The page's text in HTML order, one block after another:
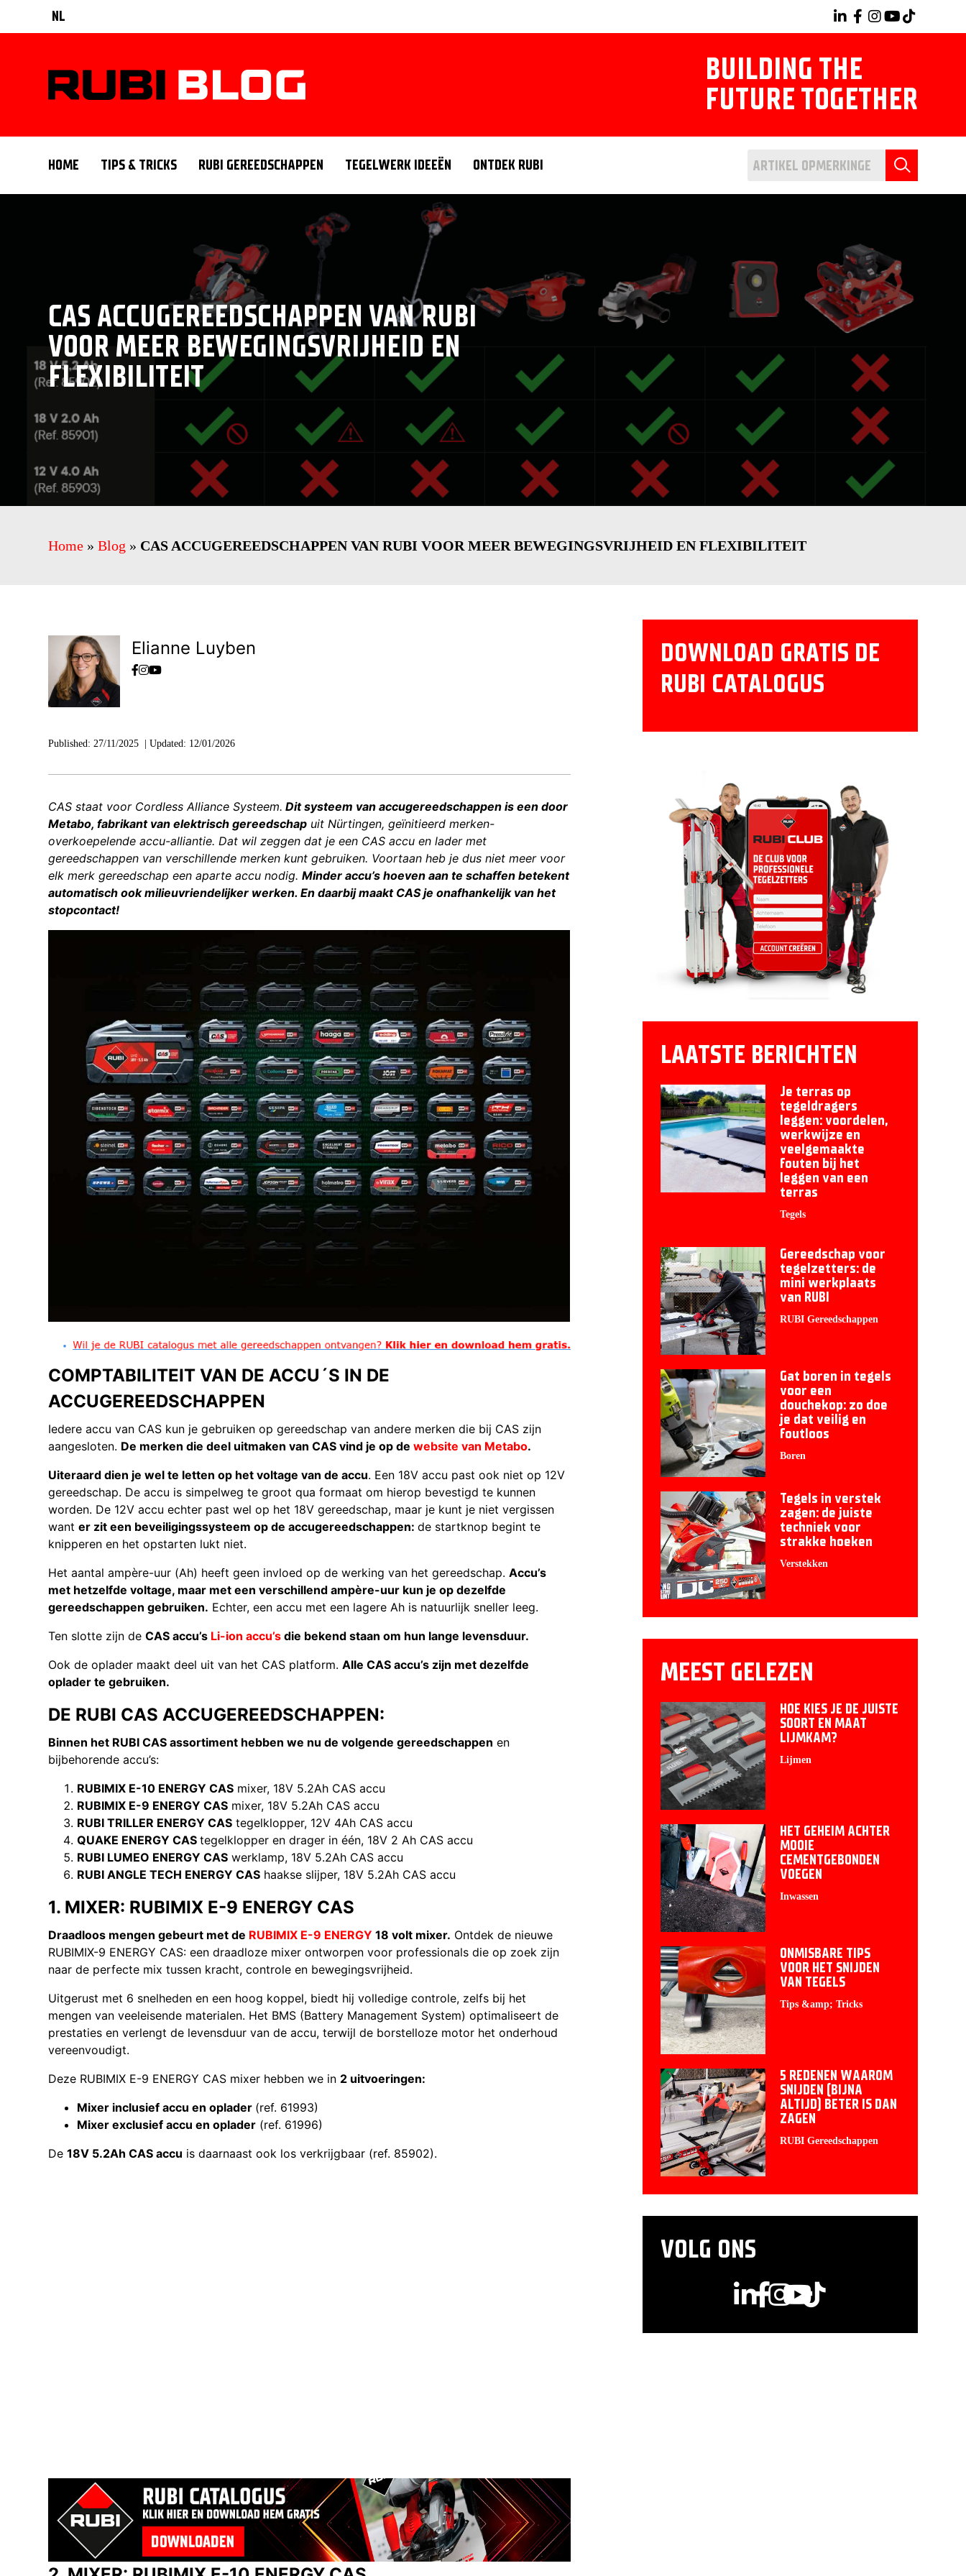
NL
BUILDING THE
FUTURE TOGETHER
HOME TIPS & TRICKS RUBI GEREEDSCHAPPEN TEGELWERK IDEEËN ONTDEK RUBI
CAS ACCUGEREEDSCHAPPEN VAN RUBI
VOOR MEER BEWEGINGSVRIJHEID EN
FLEXIBILITEIT
Home » Blog » CAS ACCUGEREEDSCHAPPEN VAN RUBI VOOR MEER BEWEGINGSVRIJHEID EN FLEXIBILITEIT
Elianne Luyben
Published: 27/11/2025 Updated: 12/01/2026
CAS staat voor Cordless Alliance Systeem. Dit systeem van accugereedschappen is een door
Metabo, fabrikant van elektrisch gereedschap uit Nürtingen, geïnitieerd merken-
overkoepelende accu-alliantie. Dat wil zeggen dat je een CAS accu en lader met
gereedschappen van verschillende merken kunt gebruiken. Voortaan heb je dus niet meer voor
elk merk gereedschap een aparte accu nodig. Minder accu’s hoeven aan te schaffen betekent
automatisch ook milieuvriendelijker werken. En daarbij maakt CAS je onafhankelijk van het
stopcontact!
COMPTABILITEIT VAN DE ACCU´S IN DE
ACCUGEREEDSCHAPPEN
Iedere accu van CAS kun je gebruiken op gereedschap van andere merken die bij CAS zijn
aangesloten. De merken die deel uitmaken van CAS vind je op de website van Metabo.
Uiteraard dien je wel te letten op het voltage van de accu. Een 18V accu past ook niet op 12V
gereedschap. De accu is simpelweg te groot qua formaat om hierop bevestigd te kunnen
worden. De 12V accu echter past wel op het 18V gereedschap, maar je kunt je niet vergissen
want er zit een beveiligingssysteem op de accugereedschappen: de startknop begint te
knipperen en het opstarten lukt niet.
Het aantal ampère-uur (Ah) heeft geen invloed op de werking van het gereedschap. Accu’s
met hetzelfde voltage, maar met een verschillend ampère-uur kun je op dezelfde
gereedschappen gebruiken. Echter, een accu met een lagere Ah is natuurlijk sneller leeg.
Ten slotte zijn de CAS accu’s Li-ion accu’s die bekend staan om hun lange levensduur.
Ook de oplader maakt deel uit van het CAS platform. Alle CAS accu’s zijn met dezelfde
oplader te gebruiken.
DE RUBI CAS ACCUGEREEDSCHAPPEN:
Binnen het RUBI CAS assortiment hebben we nu de volgende gereedschappen en
bijbehorende accu’s:
RUBIMIX E-10 ENERGY CAS mixer, 18V 5.2Ah CAS accu
RUBIMIX E-9 ENERGY CAS mixer, 18V 5.2Ah CAS accu
RUBI TRILLER ENERGY CAS tegelklopper, 12V 4Ah CAS accu
QUAKE ENERGY CAS tegelklopper en drager in één, 18V 2 Ah CAS accu
RUBI LUMEO ENERGY CAS werklamp, 18V 5.2Ah CAS accu
RUBI ANGLE TECH ENERGY CAS haakse slijper, 18V 5.2Ah CAS accu
1. MIXER: RUBIMIX E-9 ENERGY CAS
Draadloos mengen gebeurt met de RUBIMIX E-9 ENERGY 18 volt mixer. Ontdek de nieuwe
RUBIMIX-9 ENERGY CAS: een draadloze mixer ontworpen voor professionals die op zoek zijn
naar de perfecte mix tussen kracht, controle en bewegingsvrijheid.
Uitgerust met 6 snelheden en een hoog koppel, biedt hij volledige controle, zelfs bij het
mengen van veeleisende materialen. Het BMS (Battery Management System) optimaliseert de
prestaties en verlengt de levensduur van de accu, terwijl de borstelloze motor het onderhoud
vereenvoudigt.
Deze RUBIMIX E-9 ENERGY CAS mixer hebben we in 2 uitvoeringen:
Mixer inclusief accu en oplader (ref. 61993)
Mixer exclusief accu en oplader (ref. 61996)
De 18V 5.2Ah CAS accu is daarnaast ook los verkrijgbaar (ref. 85902).
DOWNLOAD GRATIS DE
RUBI CATALOGUS
LAATSTE BERICHTEN
Je terras op
tegeldragers
leggen: voordelen,
werkwijze en
veelgemaakte
fouten bij het
leggen van een
terras
Tegels
Gereedschap voor
tegelzetters: de
mini werkplaats
van RUBI
RUBI Gereedschappen
Gat boren in tegels
voor een
douchekop: zo doe
je dat veilig en
foutloos
Boren
Tegels in verstek
zagen: de juiste
techniek voor
strakke hoeken
Verstekken
MEEST GELEZEN
HOE KIES JE DE JUISTE
SOORT EN MAAT
LIJMKAM?
Lijmen
HET GEHEIM ACHTER
MOOIE
CEMENTGEBONDEN
VOEGEN
Inwassen
ONMISBARE TIPS
VOOR HET SNIJDEN
VAN TEGELS
Tips &amp; Tricks
5 REDENEN WAAROM
SNIJDEN (BIJNA
ALTIJD) BETER IS DAN
ZAGEN
RUBI Gereedschappen
VOLG ONS